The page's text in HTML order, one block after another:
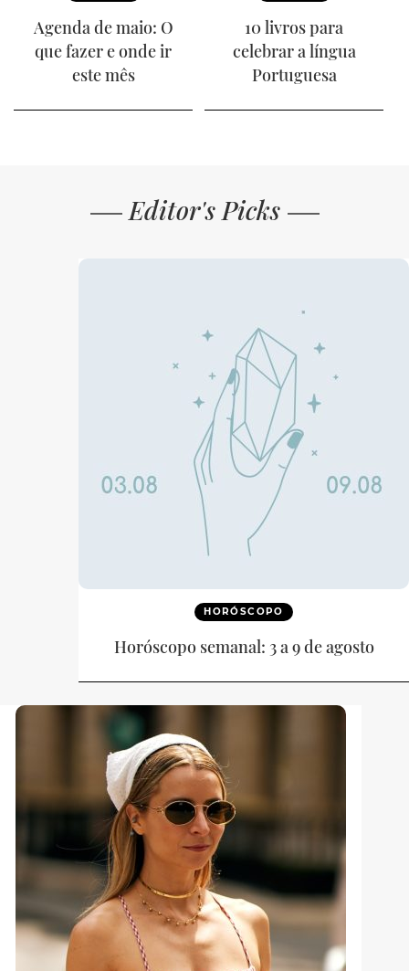
Agenda de maio: O
que fazer e onde ir
este mês
10 livros para
celebrar a língua
Portuguesa
Editor's Picks
HORÓSCOPO
Horóscopo semanal: 3 a 9 de agosto